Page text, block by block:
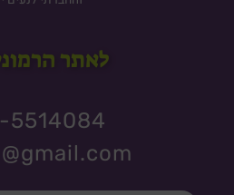
לאתר
5514084